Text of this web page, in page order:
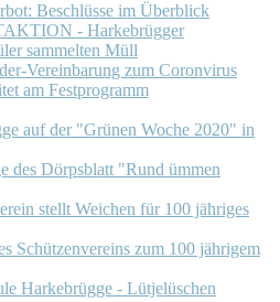
Beschlüsse im Überblick
- Harkebrügger
sammelten Müll
Vereinbarung zum Coronvirus
am Festprogramm
auf der "Grünen Woche 2020" in
des Dörpsblatt "Rund ümmen
stellt Weichen für 100 jähriges
Schützenvereins zum 100 jährigem
Harkebrügge - Lütjelüschen